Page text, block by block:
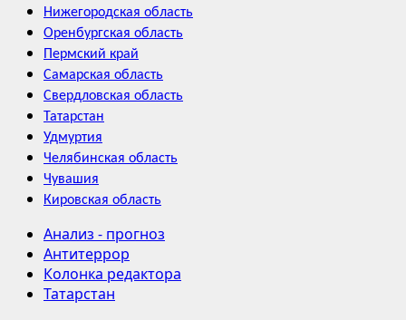
Нижегородская область
Оренбургская область
Пермский край
Самарская область
Свердловская область
Татарстан
Удмуртия
Челябинская область
Чувашия
Кировская область
Анализ - прогноз
Антитеррор
Колонка редактора
Татарстан